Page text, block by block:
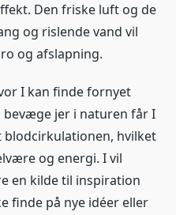
Den friske luft og de
og rislende vand vil
og afslapning.
I kan finde fornyet
bevæge jer i naturen får I
hvilket
og energi. I vil
en kilde til inspiration
finde på nye idéer eller